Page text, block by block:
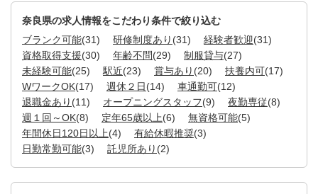
奈良県の求人情報をこだわり条件で絞り込む
ブランク可能(31) 研修制度あり (31) 経験者歓迎(31)
資格取得支援(30) 年齢不問(29) 制服貸与(27)
未経験可能(25) 駅近(23) 賞与あり (20) 扶養内可(17)
WワークOK(17) 週休２日(14) 車通勤可(12)
退職金あり (11) オープニングスタッフ(9) 夜勤専従(8)
週１回～OK(8) 定年65歳以上(6) 無資格可能(5)
年間休日120日以上(4) 有給休暇推奨(3)
日勤常勤可能(3) 託児所あり (2)